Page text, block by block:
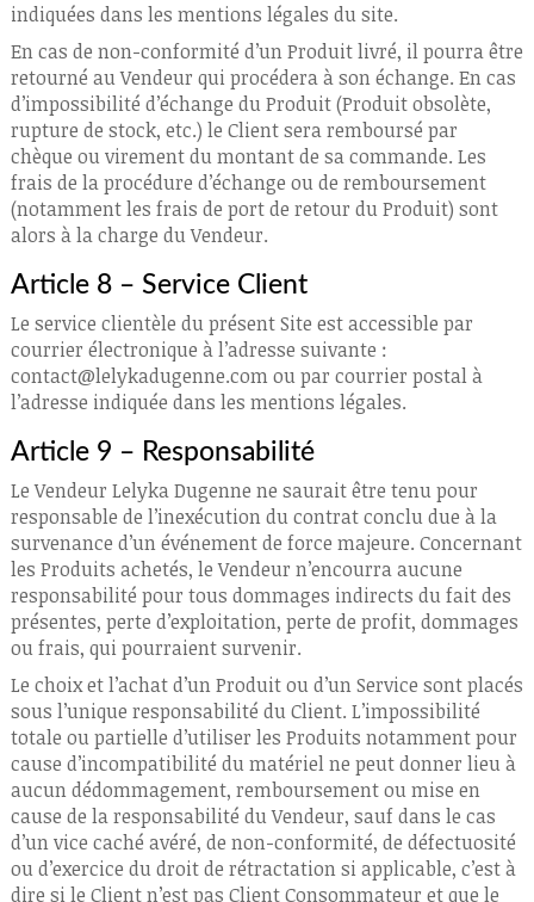
indiquées dans les mentions légales du site.
En cas de non-conformité d’un Produit livré, il pourra être
retourné au Vendeur qui procédera à son échange. En cas
d’impossibilité d’échange du Produit (Produit obsolète,
rupture de stock, etc.) le Client sera remboursé par
chèque ou virement du montant de sa commande. Les
frais de la procédure d’échange ou de remboursement
(notamment les frais de port de retour du Produit) sont
alors à la charge du Vendeur.
Article 8 – Service Client
Le service clientèle du présent Site est accessible par
courrier électronique à l’adresse suivante :
contact@lelykadugenne.com ou par courrier postal à
l’adresse indiquée dans les mentions légales.
Article 9 – Responsabilité
Le Vendeur Lelyka Dugenne ne saurait être tenu pour
responsable de l’inexécution du contrat conclu due à la
survenance d’un événement de force majeure. Concernant
les Produits achetés, le Vendeur n’encourra aucune
responsabilité pour tous dommages indirects du fait des
présentes, perte d’exploitation, perte de profit, dommages
ou frais, qui pourraient survenir.
Le choix et l’achat d’un Produit ou d’un Service sont placés
sous l’unique responsabilité du Client. L’impossibilité
totale ou partielle d’utiliser les Produits notamment pour
cause d’incompatibilité du matériel ne peut donner lieu à
aucun dédommagement, remboursement ou mise en
cause de la responsabilité du Vendeur, sauf dans le cas
d’un vice caché avéré, de non-conformité, de défectuosité
ou d’exercice du droit de rétractation si applicable, c’est à
dire si le Client n’est pas Client Consommateur et que le